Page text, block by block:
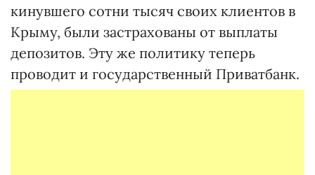
кинувшего сотни тысяч своих клиентов в
Крыму, были застрахованы от выплаты
депозитов. Эту же политику теперь
проводит и государственный Приватбанк.